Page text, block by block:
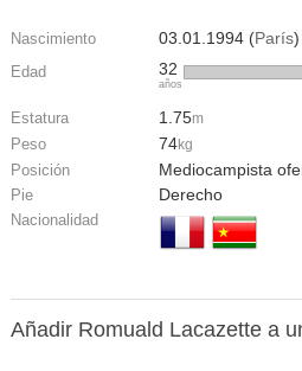
Nascimiento 03.01.1994 (París)
Edad 32
años
Estatura 1.75m
Peso 74kg
Posición Mediocampista
Pie Derecho
Nacionalidad
Añadir Romuald Lacazette a